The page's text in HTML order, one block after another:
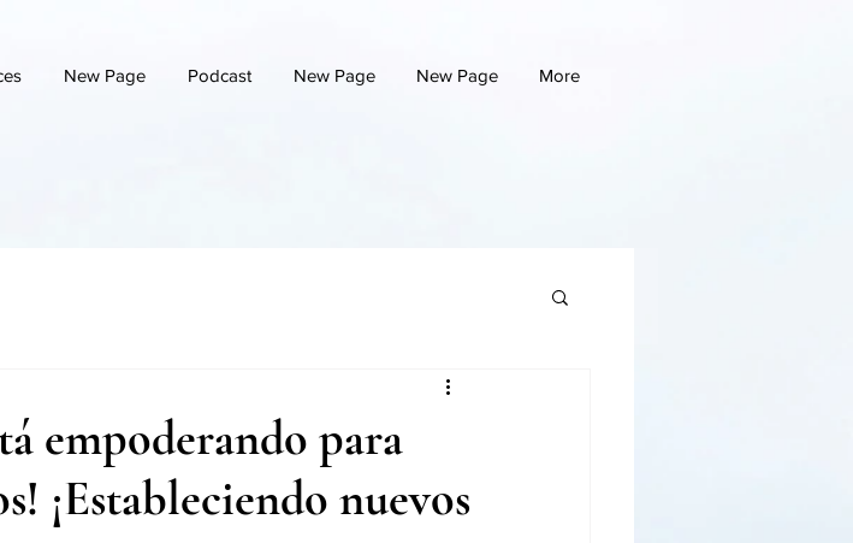
New Page Podcast New Page New Page More
empoderando para
¡Estableciendo nuevos